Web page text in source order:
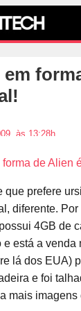
em
às 13:28h
que prefere
diferente.
4GB de
e está a venda
lá dos EUA)
e foi
mais